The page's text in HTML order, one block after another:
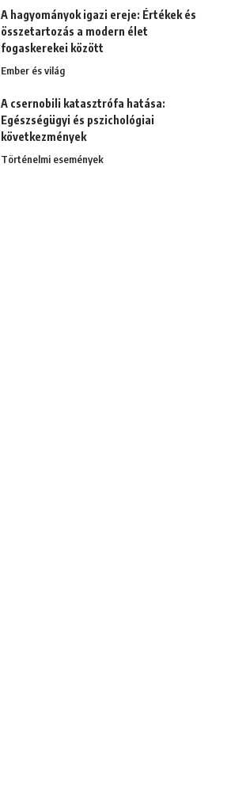
A hagyományok igazi ereje: Értékek és
összetartozás a modern élet
fogaskerekei között
Ember és világ
A csernobili katasztrófa hatása:
Egészségügyi és pszichológiai
következmények
Történelmi események